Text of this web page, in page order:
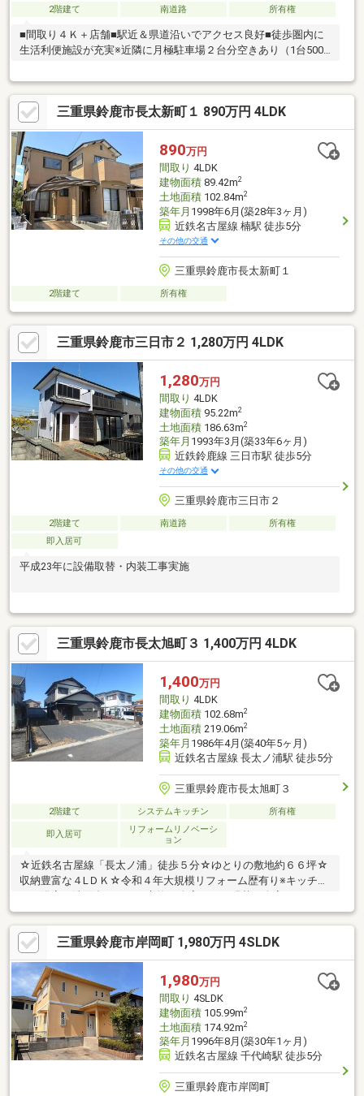
2階建て 南道路 所有権
■間取り４Ｋ＋店舗■駅近＆県道沿いでアクセス良好■徒歩圏内に
生活利便施設が充実※近隣に月極駐車場２台分空きあり（1台5000
三重県鈴鹿市長太新町１ 890万円 4LDK
890万円
間取り 4LDK
建物面積89.42m2
土地面積102.84m2
築年月 1998年6月(築28年3ヶ月)
近鉄名古屋線 楠駅 徒歩5分
その他の交通
三重県鈴鹿市長太新町１
2階建て 所有権
三重県鈴鹿市三日市２ 1,280万円 4LDK
1,280万円
間取り 4LDK
建物面積95.22m2
土地面積186.63m2
築年月 1993年3月(築33年6ヶ月)
近鉄鈴鹿線 三日市駅 徒歩5分
その他の交通
三重県鈴鹿市三日市２
2階建て 南道路
所有権
即入居可
平成23年に設備取替・内装工事実施
三重県鈴鹿市長太旭町３ 1,400万円 4LDK
1,400万円
間取り 4LDK
建物面積102.68m2
土地面積219.06m2
築年月 1986年4月(築40年5ヶ月)
近鉄名古屋線 長太ノ浦駅 徒歩5分
三重県鈴鹿市長太旭町３
2階建て システムキッチン 所有権
即入居可
リフォームリノベーシ
ョン
☆近鉄名古屋線「長太ノ浦」徒歩５分☆ゆとりの敷地約６６坪☆
収納豊富な４LＤＫ☆令和４年大規模リフォーム歴有り※キッチ
ン・浴室・洗面台・トイレ交換 全室クロス張替・全室フローリ
ング張替 給湯器交換・外壁再塗装☆並列駐車複数台可☆長太小
学校・大木中学校
三重県鈴鹿市岸岡町 1,980万円 4SLDK
1,980万円
間取り 4SLDK
建物面積105.99m2
土地面積174.92m2
築年月 1996年8月(築30年1ヶ月)
近鉄名古屋線 千代崎駅 徒歩5分
三重県鈴鹿市岸岡町